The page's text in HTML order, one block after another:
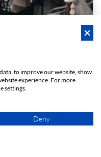
to improve our website, show
experience. For more
settings.
Deny